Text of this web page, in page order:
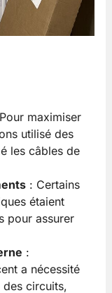
maximiser
utilisé des
les câbles de
: Certains
étaient
pour assurer
:
a nécessité
des circuits,